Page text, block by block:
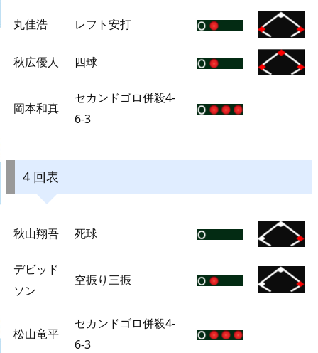
丸佳浩 レフト安打
秋広優人 四球
岡本和真
セカンドゴロ併殺4-
6-3
4 回表
秋山翔吾 死球
デビッド
ソン
空振り三振
松山竜平
セカンドゴロ併殺4-
6-3